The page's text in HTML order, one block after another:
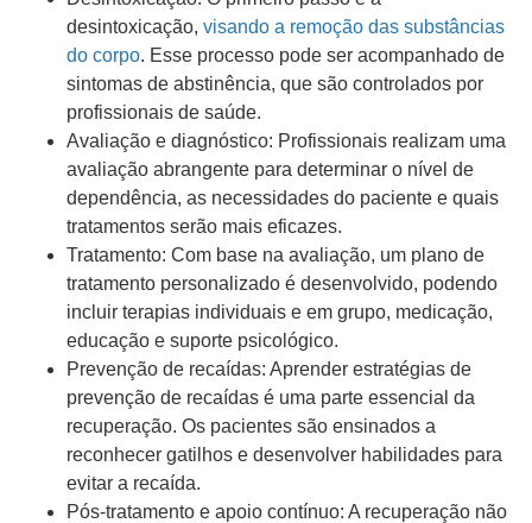
desintoxicação, visando a remoção das substâncias
do corpo. Esse processo pode ser acompanhado de
sintomas de abstinência, que são controlados por
profissionais de saúde.
Avaliação e diagnóstico: Profissionais realizam uma
avaliação abrangente para determinar o nível de
dependência, as necessidades do paciente e quais
tratamentos serão mais eficazes.
Tratamento: Com base na avaliação, um plano de
tratamento personalizado é desenvolvido, podendo
incluir terapias individuais e em grupo, medicação,
educação e suporte psicológico.
Prevenção de recaídas: Aprender estratégias de
prevenção de recaídas é uma parte essencial da
recuperação. Os pacientes são ensinados a
reconhecer gatilhos e desenvolver habilidades para
evitar a recaída.
Pós-tratamento e apoio contínuo: A recuperação não